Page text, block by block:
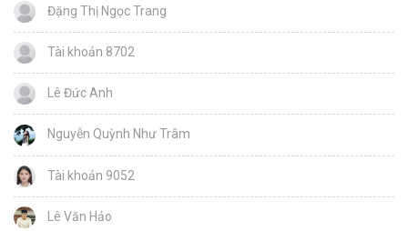
Đặng Thị Ngọc Trang
Tài khoản 8702
Lê Đức Anh
Nguyễn Quỳnh Như Trâm
Tài khoản 9052
Lê Văn Hảo